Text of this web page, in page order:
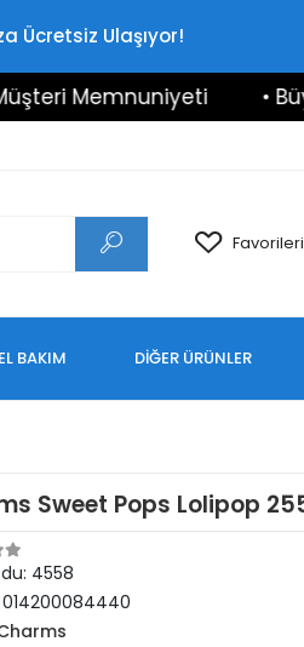
Ücretsiz Ulaşıyor!
Memnuniyeti • Büyük
BAKIM DİĞER ÜRÜNLER
Sweet Pops Lolipop
4558
014200084440